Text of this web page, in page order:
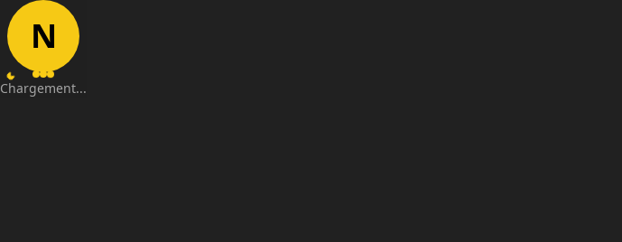
N
Chargement...